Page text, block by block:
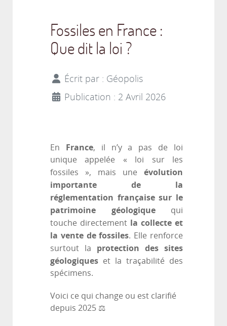
Fossiles en France :
Que dit la loi ?
Écrit par : Géopolis
Publication : 2 Avril 2026
En France, il n’y a pas de loi
unique appelée « loi sur les
fossiles », mais une évolution
importante de la
réglementation française sur le
patrimoine géologiquequi
touche directement la collecte et
la vente de fossiles. Elle renforce
surtout la protection des sites
géologiques et la traçabilité des
spécimens.
Voici ce qui change ou est clarifié
depuis 2025 ⚖️